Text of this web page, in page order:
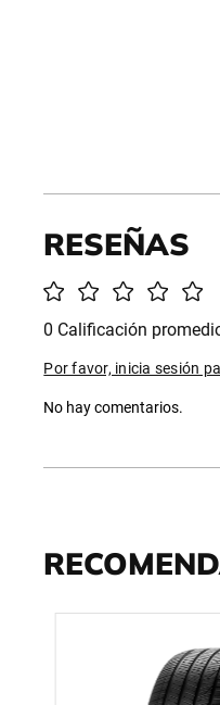
0 Calificación
Por favor, inicia sesión
No hay comentarios.